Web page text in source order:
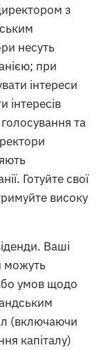
з
несуть
при
інтереси
інтересів
та
Готуйте свої
високу
Ваші
можуть
умов щодо
(включаючи
капіталу)